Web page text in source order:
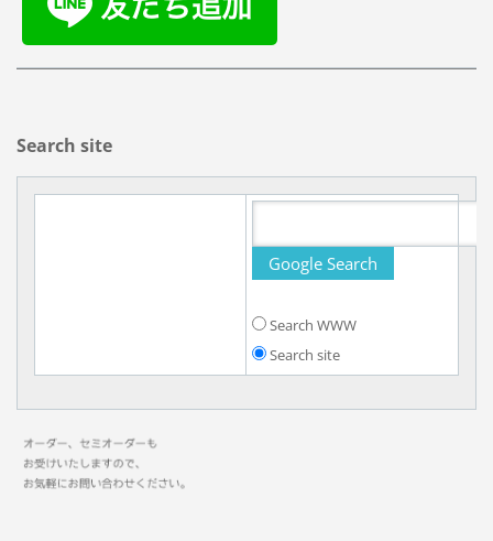
Search site
Search WWW
Search site